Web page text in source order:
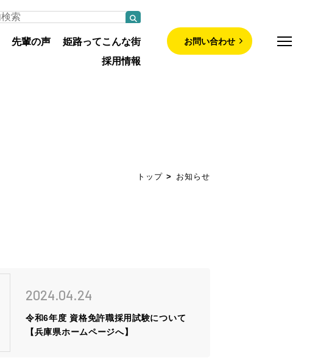
先輩の声
姫路ってこんな街
採用情報
お問い合わせ
ブログ
トップ お知らせ
2024.04.24
令和6年度 資格免許職採用試験について
【兵庫県ホームページへ】